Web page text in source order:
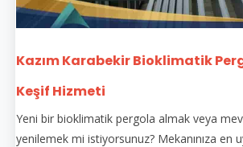
Kazım Karabekir Bioklimatik
Keşif Hizmeti
Yeni bir bioklimatik pergola almak veya
yenilemek mi istiyorsunuz? Mekanınıza en